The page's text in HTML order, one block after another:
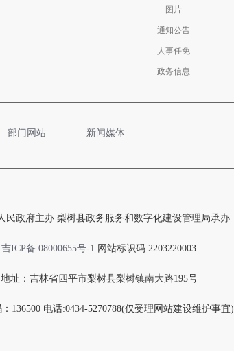
图片
通知公告
人事任免
政务信息
部门网站 新闻媒体
民政府主办 梨树县政务服务和数字化建设管理局承办
吉ICP备 08000655号-1 网站标识码 2203220003
地址：吉林省四平市梨树县梨树镇南大路195号
136500 电话:0434-5270788(仅受理网站建设维护事宜)